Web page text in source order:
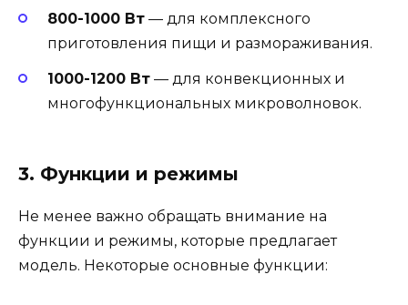
800-1000 Вт — для комплексного
приготовления пищи и размораживания.
1000-1200 Вт — для конвекционных и
многофункциональных микроволновок.
3. Функции и режимы
Не менее важно обращать внимание на
функции и режимы, которые предлагает
модель. Некоторые основные функции: